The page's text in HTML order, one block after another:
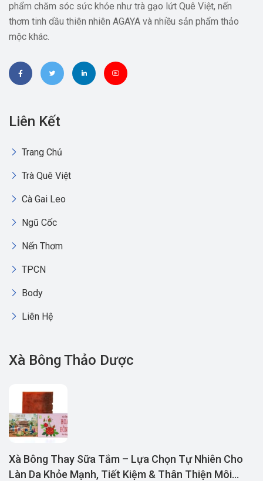
phẩm chăm sóc sức khỏe như trà gạo lứt Quê Việt, nến
thơm tinh dầu thiên nhiên AGAYA và nhiều sản phẩm thảo
mộc khác.
Liên Kết
Trang Chủ
Trà Quê Việt
Cà Gai Leo
Ngũ Cốc
Nến Thơm
TPCN
Body
Liên Hệ
Xà Bông Thảo Dược
Xà Bông Thay Sữa Tắm – Lựa Chọn Tự Nhiên Cho
Làn Da Khỏe Mạnh, Tiết Kiệm & Thân Thiện Môi